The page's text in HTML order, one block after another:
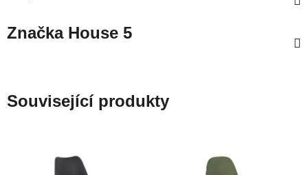
ZnačkaHouse 5
Související produkty